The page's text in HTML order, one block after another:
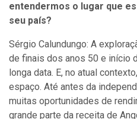
entendermos o lugar que
seu país?
Sérgio Calundungo: A
de finais dos anos 50 e início
longa data. E, no atual
espaço. Até antes da
muitas oportunidades de
grande parte da receita de